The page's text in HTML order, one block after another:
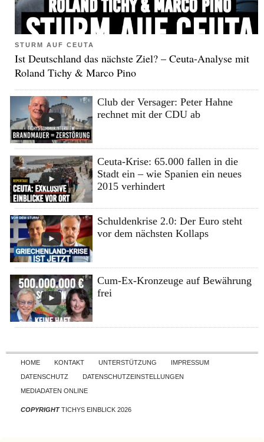
STURM AUF CEUTA
Ist Deutschland das nächste Ziel? – Ceuta-Analyse mit
Roland Tichy & Marco Pino
Club der Versager: Peter Hahne
rechnet mit der CDU ab
Ceuta-Krise: 65.000 fallen in die
Stadt ein – wie Spanien ein neues
2015 verhindert
Schuldenkrise 2.0: Der Euro steht
vor dem nächsten Kollaps
Cum-Ex-Kronzeuge auf Bewährung
frei
Skip to content
HOME KONTAKT UNTERSTÜTZUNG
IMPRESSUM
DATENSCHUTZ
DATENSCHUTZEINSTELLUNGEN
MEDIADATEN ONLINE
COPYRIGHTTICHYS EINBLICK 2026